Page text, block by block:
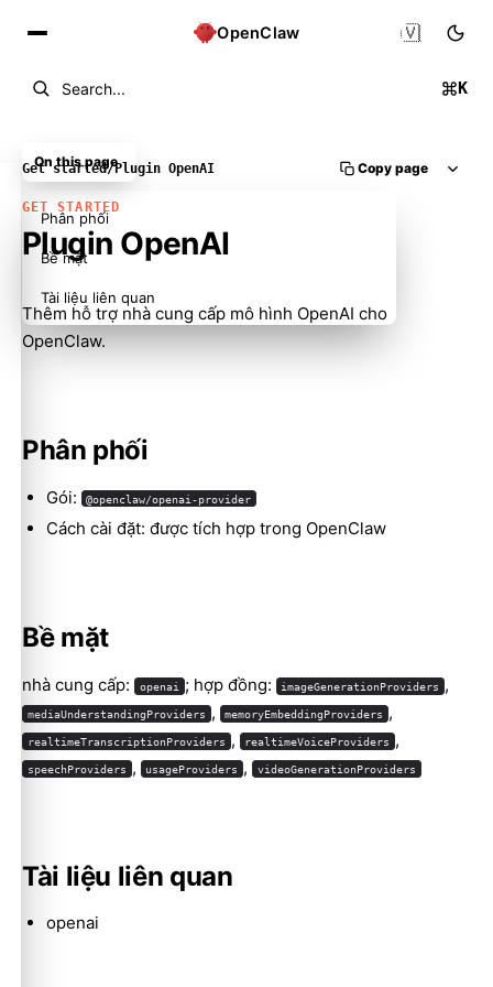
OpenClaw
Search... K
🇻🇳
Get started/Plugin OpenAI Copy page
GET STARTED
Plugin OpenAI
Thêm hỗ trợ nhà cung cấp mô hình OpenAI cho
OpenClaw.
Phân phối
Gói: @openclaw/openai-provider
Cách cài đặt: được tích hợp trong OpenClaw
Bề mặt
nhà cung cấp: openai ; hợp đồng: imageGenerationProviders ,
mediaUnderstandingProviders , memoryEmbeddingProviders ,
realtimeTranscriptionProviders , realtimeVoiceProviders ,
speechProviders , usageProviders , videoGenerationProviders
Tài liệu liên quan
openai
On this page
Phân phối
Bề mặt
Tài liệu liên quan
Molty